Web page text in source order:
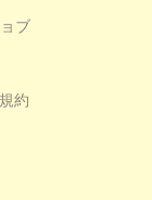
ブ
約